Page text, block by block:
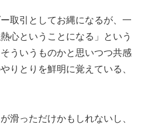
取引としてお縄になるが、一
心ということになる」という
ういうものかと思いつつ共感
りとりを鮮明に覚えている、
滑っただけかもしれないし、